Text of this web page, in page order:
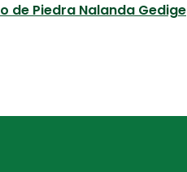
de Piedra Nalanda Gedige